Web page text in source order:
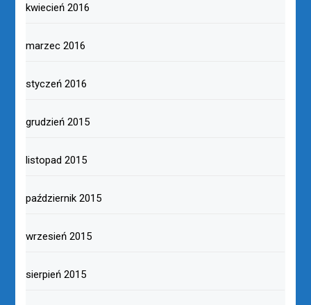
kwiecień 2016
marzec 2016
styczeń 2016
grudzień 2015
listopad 2015
październik 2015
wrzesień 2015
sierpień 2015